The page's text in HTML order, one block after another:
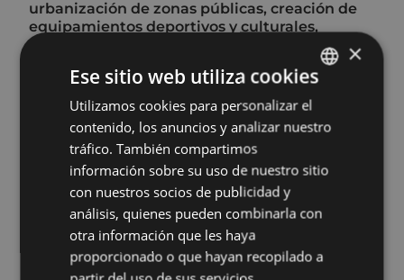
urbanización de zonas públicas, creación de
equipamientos deportivos y culturales,
reformas en edificios públicos,
mantenimiento de viales urbanos y rurales,
supervisión de obras privadas en dominio
público...
Servicios: ocupaciones vía pública (txosnas,
venta ambulante, mercadillo), cesión de
materiales, cementerio municipal, tala de
árboles, mantenimiento (jardines,
equipamientos municipales, alumbrado)...
Desarrollo económico, empleo e innovación:
formación ocupacional; actividades y
programas de apoyo al comercio, la industria
BASQUE
SPANISH
×
Ese sitio web utiliza cookies
Utilizamos cookies para personalizar el
contenido, los anuncios y analizar nuestro
tráfico. También compartimos
información sobre su uso de nuestro sitio
con nuestros socios de publicidad y
análisis, quienes pueden combinarla con
otra información que les haya
proporcionado o que hayan recopilado a